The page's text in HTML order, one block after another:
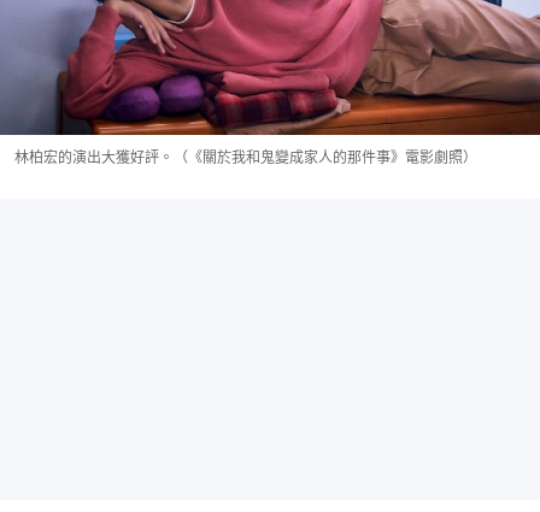
林柏宏的演出大獲好評。（《關於我和鬼變成家人的那件事》電影劇照）